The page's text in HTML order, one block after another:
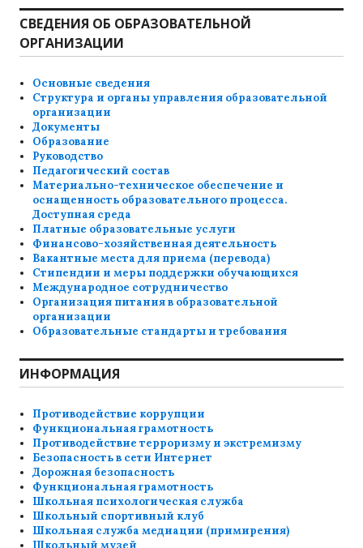
СВЕДЕНИЯ ОБ ОБРАЗОВАТЕЛЬНОЙ
ОРГАНИЗАЦИИ
Основные сведения
Структура и органы управления образовательной
организации
Документы
Образование
Руководство
Педагогический состав
Материально-техническое обеспечение и
оснащенность образовательного процесса.
Доступная среда
Платные образовательные услуги
Финансово-хозяйственная деятельность
Вакантные места для приема (перевода)
Стипендии и меры поддержки обучающихся
Международное сотрудничество
Организация питания в образовательной
организации
Образовательные стандарты и требования
ИНФОРМАЦИЯ
Противодействие коррупции
Функциональная грамотность
Противодействие терроризму и экстремизму
Безопасность в сети Интернет
Дорожная безопасность
Функциональная грамотность
Школьная психологическая служба
Школьный спортивный клуб
Школьная служба медиации (примирения)
Школьный музей